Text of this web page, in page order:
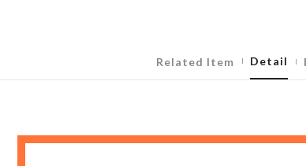
Related Item Detail